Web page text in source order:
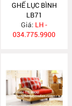
GHẾ LỤC BÌNH
LB71
Giá: LH -
034.775.9900